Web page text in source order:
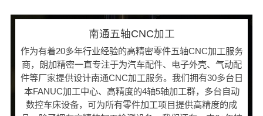
南通五轴CNC加工
作为有着20多年行业经验的高精密零件五轴CNC加工服务
商，朗加精密一直专注于为汽车配件、电子外壳、气动配
件等厂家提供设计南通CNC加工服务。我们拥有30多台日
本FANUC加工中心、高精度的4轴5轴加工群，多台自动
数控车床设备，可为所有零件加工项目提供高精度的成